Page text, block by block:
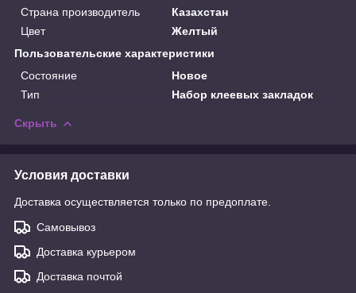
Страна производитель
Казахстан
Цвет
Желтый
Пользовательские характеристики
Состояние
Новое
Тип
Набор клеевых закладок
Скрыть
Условия доставки
Доставка осуществляется только по предоплате.
Самовывоз
Доставка курьером
Доставка почтой